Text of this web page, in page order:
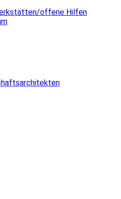
offene Hilfen